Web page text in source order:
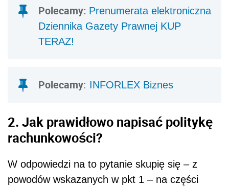
Polecamy: Prenumerata elektroniczna
Dziennika Gazety Prawnej KUP
TERAZ!
Polecamy: INFORLEX Biznes
2. Jak prawidłowo napisać politykę
rachunkowości?
W odpowiedzi na to pytanie skupię się – z
powodów wskazanych w pkt 1 – na części